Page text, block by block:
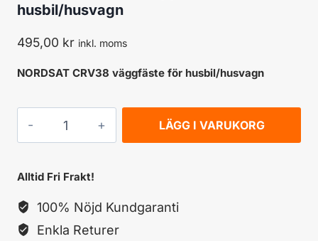
husbil/husvagn
495,00 kr inkl. moms
NORDSAT CRV38 väggfäste för husbil/husvagn
NORDSAT
CRV38
husbil/husvagn
mängd
LÄGG I VARUKORG
Alltid Fri Frakt!
100% Nöjd Kundgaranti
Enkla Returer